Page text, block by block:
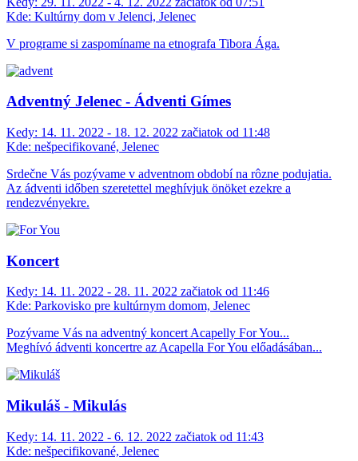
Kde: Kultúrny dom v Jelenci, Jelenec
V programe si zaspomíname na etnografa Tibora Ága.
Adventný Jelenec - Ádventi Gímes
Kedy: 14. 11. 2022 - 18. 12. 2022 začiatok od 11:48
Kde: nešpecifikované, Jelenec
Srdečne Vás pozývame v adventnom období na rôzne podujatia.
Az ádventi időben szeretettel meghívjuk önöket ezekre a
rendezvényekre.
Koncert
Kedy: 14. 11. 2022 - 28. 11. 2022 začiatok od 11:46
Kde: Parkovisko pre kultúrnym domom, Jelenec
Pozývame Vás na adventný koncert Acapelly For You...
Meghívó ádventi koncertre az Acapella For You előadásában...
Mikuláš - Mikulás
Kedy: 14. 11. 2022 - 6. 12. 2022 začiatok od 11:43
Kde: nešpecifikované, Jelenec